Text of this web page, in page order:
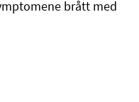
brått med